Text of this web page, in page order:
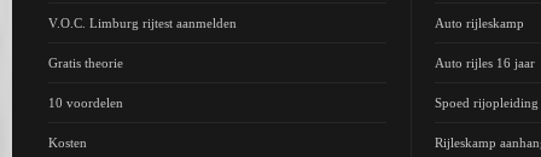
V.O.C. Limburg rijtest aanmelden
Gratis theorie
10 voordelen
Kosten
Auto rijleskamp
Auto rijles 16 jaar
Spoed rijopleiding
Rijleskamp